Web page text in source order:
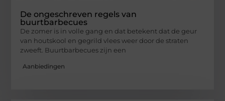
De ongeschreven regels van
buurtbarbecues
De zomer is in volle gang en dat betekent dat de geur
van houtskool en gegrild vlees weer door de straten
zweeft. Buurtbarbecues zijn een
Aanbiedingen